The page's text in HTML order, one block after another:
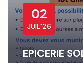
02
JUIL’26
EPICERIE